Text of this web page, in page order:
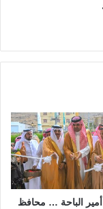
الباحة … محافظ